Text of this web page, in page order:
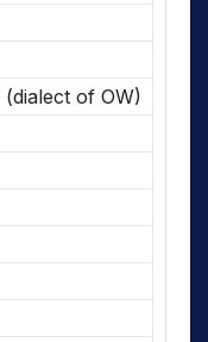
of OW)